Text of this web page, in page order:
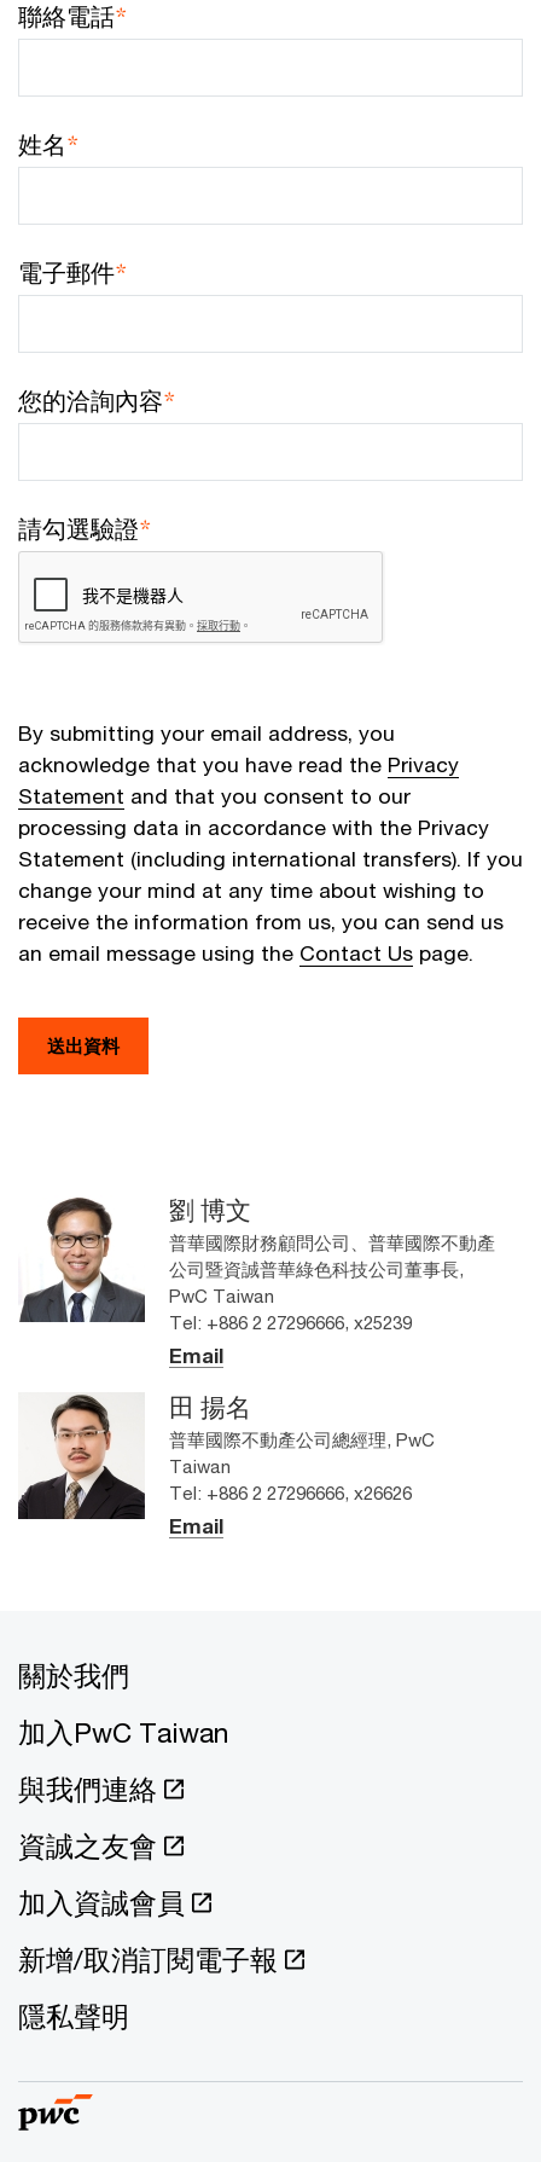
聯絡電話*
姓名*
電子郵件*
您的洽詢內容*
請勾選驗證*
By submitting your email address, you
acknowledge that you have read the Privacy
Statement and that you consent to our
processing data in accordance with the Privacy
Statement (including international transfers). If you
change your mind at any time about wishing to
receive the information from us, you can send us
an email message using the Contact Us page.
送出資料
劉 博文
普華國際財務顧問公司、普華國際不動產
公司暨資誠普華綠色科技公司董事長,
PwC Taiwan
Tel: +886 2 27296666, x25239
Email
田 揚名
普華國際不動產公司總經理, PwC
Taiwan
Tel: +886 2 27296666, x26626
Email
關於我們
加入PwC Taiwan
與我們連絡
資誠之友會
加入資誠會員
新增/取消訂閱電子報
隱私聲明